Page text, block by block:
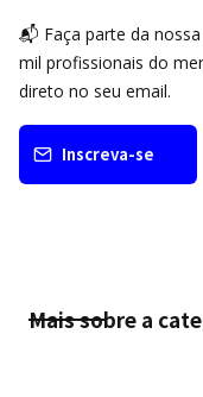
📬 Faça parte da
mil profissionais do
direto no seu email.
Inscreva-se
Mais sobre a